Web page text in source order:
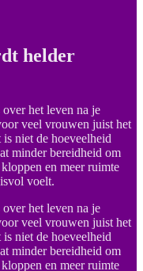
helder
over het leven na je
veel vrouwen juist het
is niet de hoeveelheid
minder bereidheid om
en meer ruimte
voelt.
over het leven na je
veel vrouwen juist het
is niet de hoeveelheid
minder bereidheid om
en meer ruimte